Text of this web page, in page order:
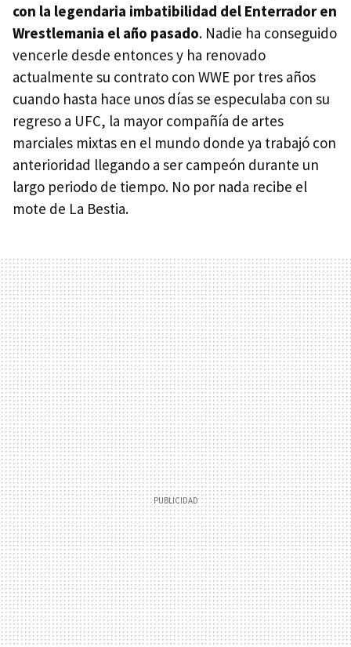
con la legendaria imbatibilidad del Enterrador en
Wrestlemania el año pasado. Nadie ha conseguido
vencerle desde entonces y ha renovado
actualmente su contrato con WWE por tres años
cuando hasta hace unos días se especulaba con su
regreso a UFC, la mayor compañía de artes
marciales mixtas en el mundo donde ya trabajó con
anterioridad llegando a ser campeón durante un
largo periodo de tiempo. No por nada recibe el
mote de La Bestia.